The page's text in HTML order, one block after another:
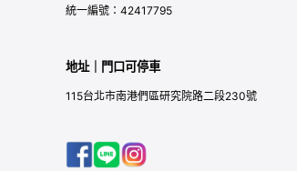
統一編號：42417795
地址｜門口可停車
115台北市南港們區研究院路二段230號